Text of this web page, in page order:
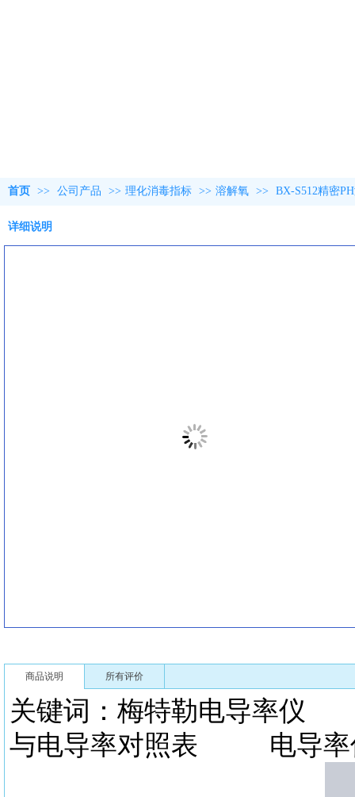
首页 >> 公司产品 >> 理化消毒指标 >> 溶解氧 >> BX-S512精密
详细说明
商品说明 所有评价
关键词：梅特勒电导率
与电导率对照表 电导率